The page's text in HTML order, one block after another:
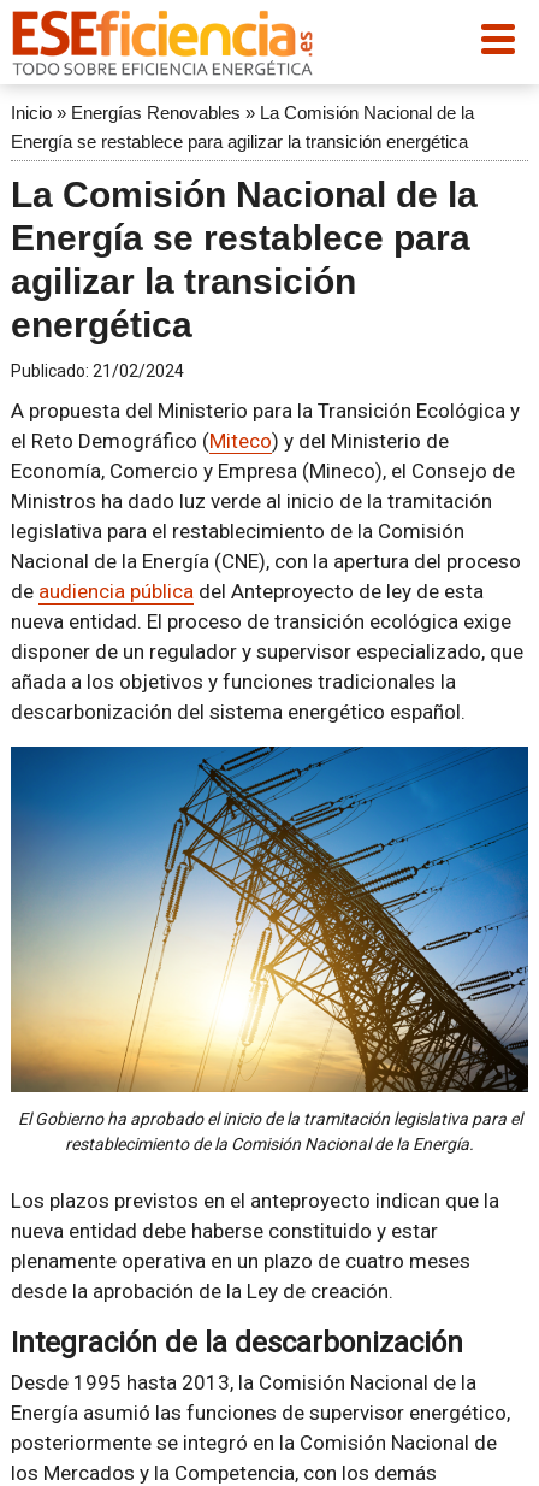
Inicio» Energías Renovables » La Comisión Nacional de la
Energía se restablece para agilizar la transición energética
La Comisión Nacional de la
Energía se restablece para
agilizar la transición
energética
Publicado: 21/02/2024
A propuesta del Ministerio para la Transición Ecológica y
el Reto Demográfico (Miteco) y del Ministerio de
Economía, Comercio y Empresa (Mineco), el Consejo de
Ministros ha dado luz verde al inicio de la tramitación
legislativa para el restablecimiento de la Comisión
Nacional de la Energía (CNE), con la apertura del proceso
de audiencia públicadel Anteproyecto de ley de esta
nueva entidad. El proceso de transición ecológica exige
disponer de un regulador y supervisor especializado, que
añada a los objetivos y funciones tradicionales la
descarbonización del sistema energético español.
El Gobierno ha aprobado el inicio de la tramitación legislativa para el
restablecimiento de la Comisión Nacional de la Energía.
Los plazos previstos en el anteproyecto indican que la
nueva entidad debe haberse constituido y estar
plenamente operativa en un plazo de cuatro meses
desde la aprobación de la Ley de creación.
Integración de la descarbonización
Desde 1995 hasta 2013, la Comisión Nacional de la
Energía asumió las funciones de supervisor energético,
posteriormente se integró en la Comisión Nacional de
los Mercados y la Competencia, con los demás